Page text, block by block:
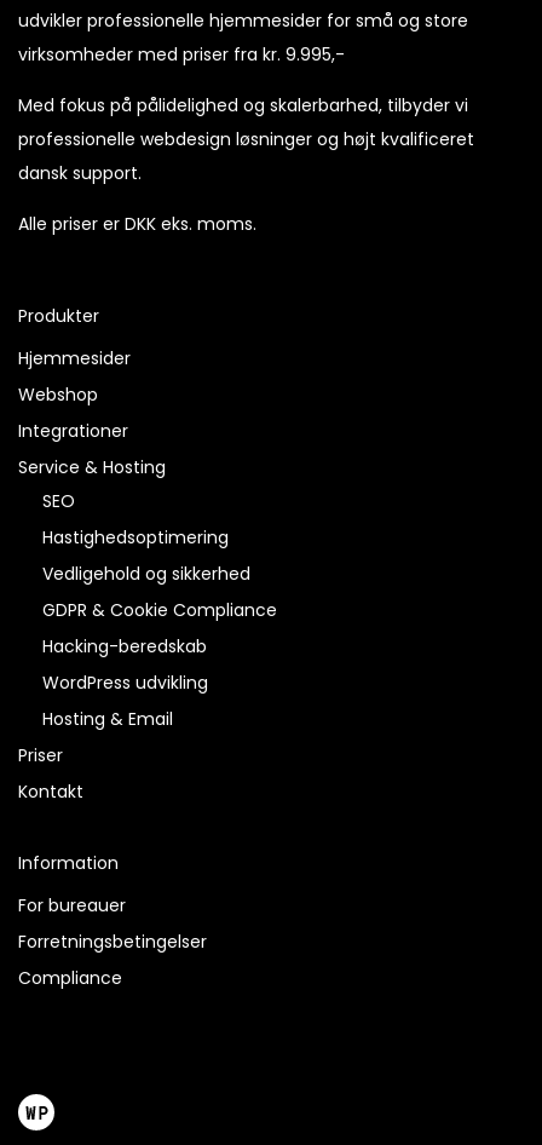
udvikler professionelle hjemmesider for små og store
virksomheder med priser fra kr. 9.995,-
Med fokus på pålidelighed og skalerbarhed, tilbyder vi
professionelle webdesign løsninger og højt kvalificeret
dansk support.
Alle priser er DKK eks. moms.
Produkter
Hjemmesider
Webshop
Integrationer
Service & Hosting
SEO
Hastighedsoptimering
Vedligehold og sikkerhed
GDPR & Cookie Compliance
Hacking-beredskab
WordPress udvikling
Hosting & Email
Priser
Kontakt
Information
For bureauer
Forretningsbetingelser
Compliance